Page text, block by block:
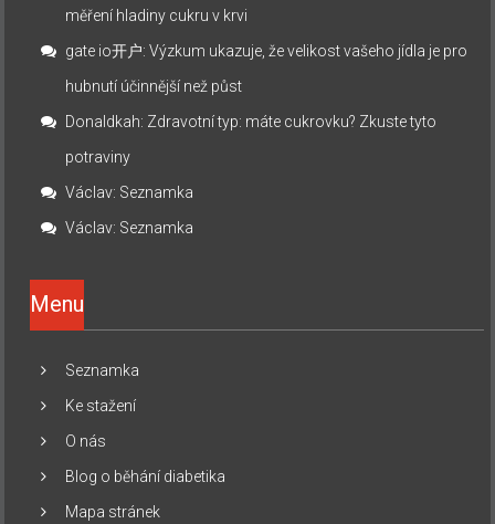
měření hladiny cukru v krvi
gate io开户:Výzkum ukazuje, že velikost vašeho jídla je pro
hubnutí účinnější než půst
Donaldkah: Zdravotní typ: máte cukrovku? Zkuste tyto
potraviny
Václav: Seznamka
Václav: Seznamka
Menu
Seznamka
Ke stažení
O nás
Blog o běhání diabetika
Mapa stránek